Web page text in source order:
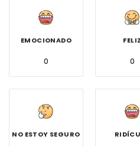
EMOCIONADO
0
FELIZ
0
NO ESTOY SEGURO